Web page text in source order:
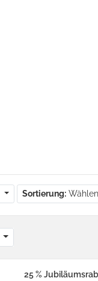
Sortierung: Wählen
25 %